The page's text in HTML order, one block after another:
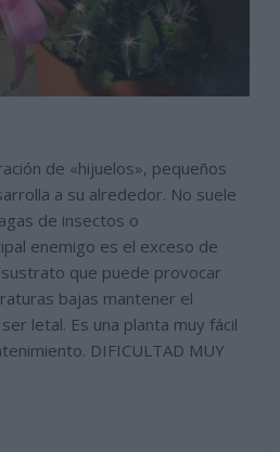
de «hijuelos», pequeños
a su alrededor. No suele
de insectos o
enemigo es el exceso de
que puede provocar
bajas mantener el
letal. Es una planta muy fácil
DIFICULTAD MUY